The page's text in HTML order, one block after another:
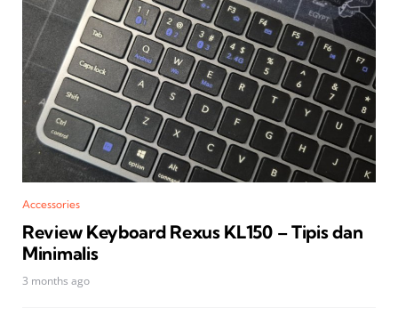
Accessories
Review Keyboard Rexus KL150 – Tipis dan
Minimalis
3 months ago